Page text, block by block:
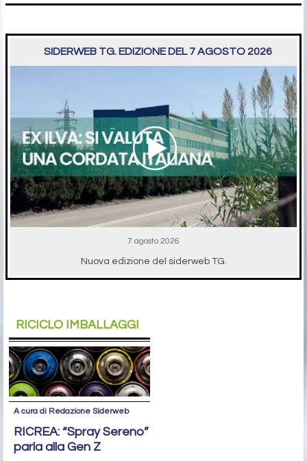
SIDERWEB TG. EDIZIONE DEL 7 AGOSTO 2026
7 agosto 2026
Nuova edizione del siderweb TG.
RICICLO IMBALLAGGI
A cura di Redazione Siderweb
RICREA: “Spray Sereno”
parla alla Gen Z